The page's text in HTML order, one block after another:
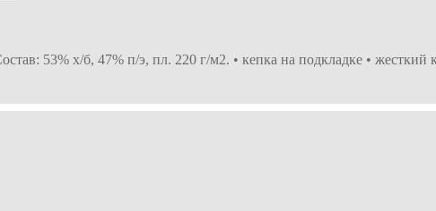
53% х/б, 47% п/э, пл. 220 г/м2. • кепка на подкладке •